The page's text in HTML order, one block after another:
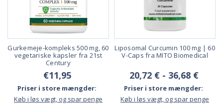
Gurkemeje-kompleks 500 mg, 60
vegetariske kapsler fra 21st
Century
€11,95
Priser i store mængder:
Køb i løs vægt, og spar penge
Liposomal Curcumin 100 mg | 60
V-Caps fra MITO Biomedical
20,72 € - 36,68 €
Priser i store mængder:
Køb i løs vægt, og spar penge